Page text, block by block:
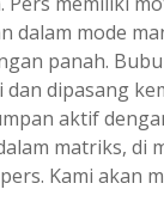
dalam mode
panah.
dan dipasang
aktif
matriks, di
Kami akan